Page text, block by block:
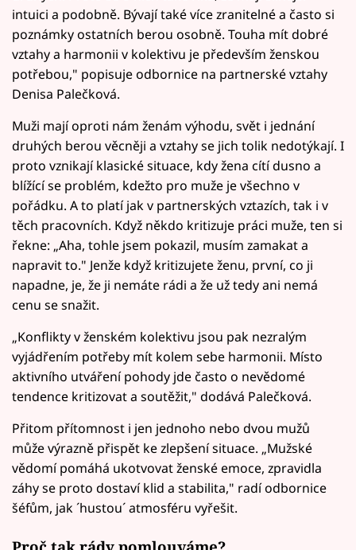
intuici a podobně. Bývají také více zranitelné a často si
poznámky ostatních berou osobně. Touha mít dobré
vztahy a harmonii v kolektivu je především ženskou
potřebou," popisuje odbornice na partnerské vztahy
Denisa Palečková.
Muži mají oproti nám ženám výhodu, svět i jednání
druhých berou věcněji a vztahy se jich tolik nedotýkají. I
proto vznikají klasické situace, kdy žena cítí dusno a
blížící se problém, kdežto pro muže je všechno v
pořádku. A to platí jak v partnerských vztazích, tak i v
těch pracovních. Když někdo kritizuje práci muže, ten si
řekne: „Aha, tohle jsem pokazil, musím zamakat a
napravit to." Jenže když kritizujete ženu, první, co ji
napadne, je, že ji nemáte rádi a že už tedy ani nemá
cenu se snažit.
„Konflikty v ženském kolektivu jsou pak nezralým
vyjádřením potřeby mít kolem sebe harmonii. Místo
aktivního utváření pohody jde často o nevědomé
tendence kritizovat a soutěžit," dodává Palečková.
Přitom přítomnost i jen jednoho nebo dvou mužů
může výrazně přispět ke zlepšení situace. „Mužské
vědomí pomáhá ukotvovat ženské emoce, zpravidla
záhy se proto dostaví klid a stabilita," radí odbornice
šéfům, jak ´hustou´ atmosféru vyřešit.